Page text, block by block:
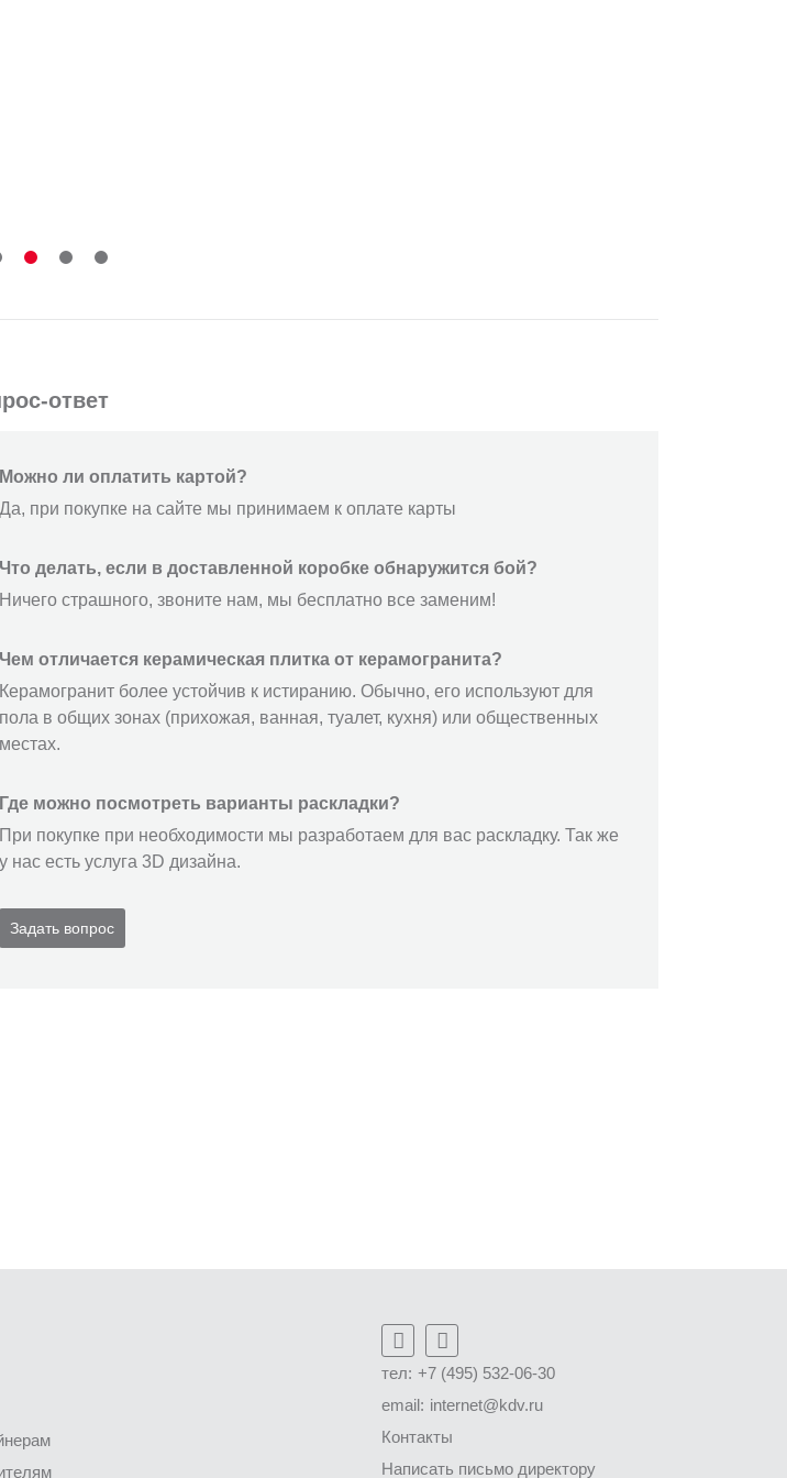
ответ
Можно ли оплатить картой?
Да, при покупке на сайте мы принимаем к оплате карты
Что делать, если в доставленной коробке обнаружится бой?
Ничего страшного, звоните нам, мы бесплатно все заменим!
Чем отличается керамическая плитка от керамогранита?
Керамогранит более устойчив к истиранию. Обычно, его используют для
пола в общих зонах (прихожая, ванная, туалет, кухня) или общественных
местах.
Где можно посмотреть варианты раскладки?
При покупке при необходимости мы разработаем для вас раскладку. Так же
у нас есть услуга 3D дизайна.
Задать вопрос
тел: +7 (495) 532-06-30
email: internet@kdv.ru
Контакты
Написать письмо директору